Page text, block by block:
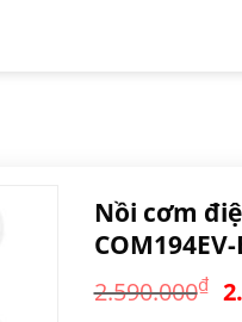
Nồi cơm
2.590.000₫